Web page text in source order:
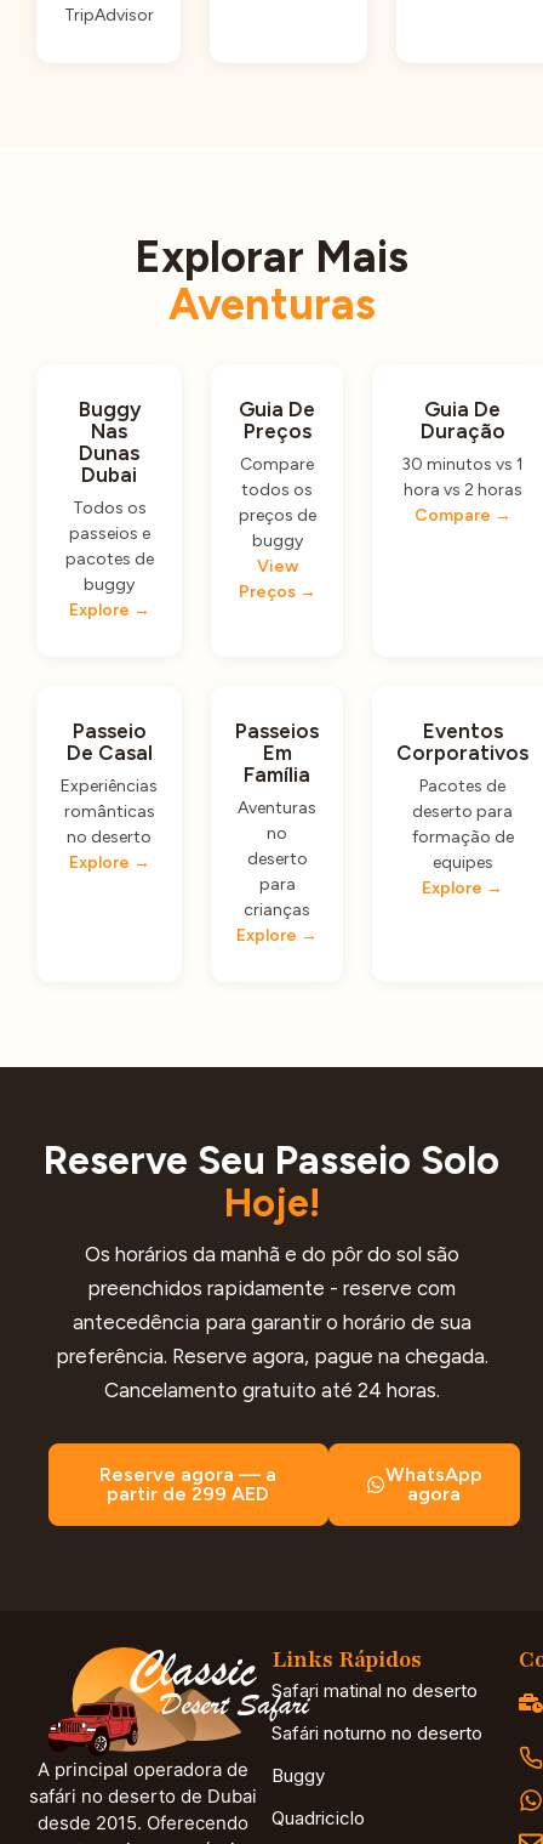
TripAdvisor
Explorar Mais
Aventuras
Buggy
Nas
Dunas
Dubai
Todos os
passeios e
pacotes de
buggy
Explore →
Guia De
Preços
Compare
todos os
preços de
buggy
View
Preços →
Guia De
Duração
30 minutos vs 1
hora vs 2 horas
Compare →
Passeio
De Casal
Experiências
românticas
no deserto
Explore →
Passeios
Em
Família
Aventuras
no
deserto
para
crianças
Explore →
Eventos
Corporativos
Pacotes de
deserto para
formação de
equipes
Explore →
Reserve Seu Passeio Solo
Hoje!
Os horários da manhã e do pôr do sol são
preenchidos rapidamente - reserve com
antecedência para garantir o horário de sua
preferência. Reserve agora, pague na chegada.
Cancelamento gratuito até 24 horas.
Reserve agora — a
partir de 299 AED
WhatsApp
agora
A principal operadora de
safári no deserto de Dubai
desde 2015. Oferecendo
Links Rápidos
Safari matinal no deserto
Safári noturno no deserto
Buggy
Quadriciclo